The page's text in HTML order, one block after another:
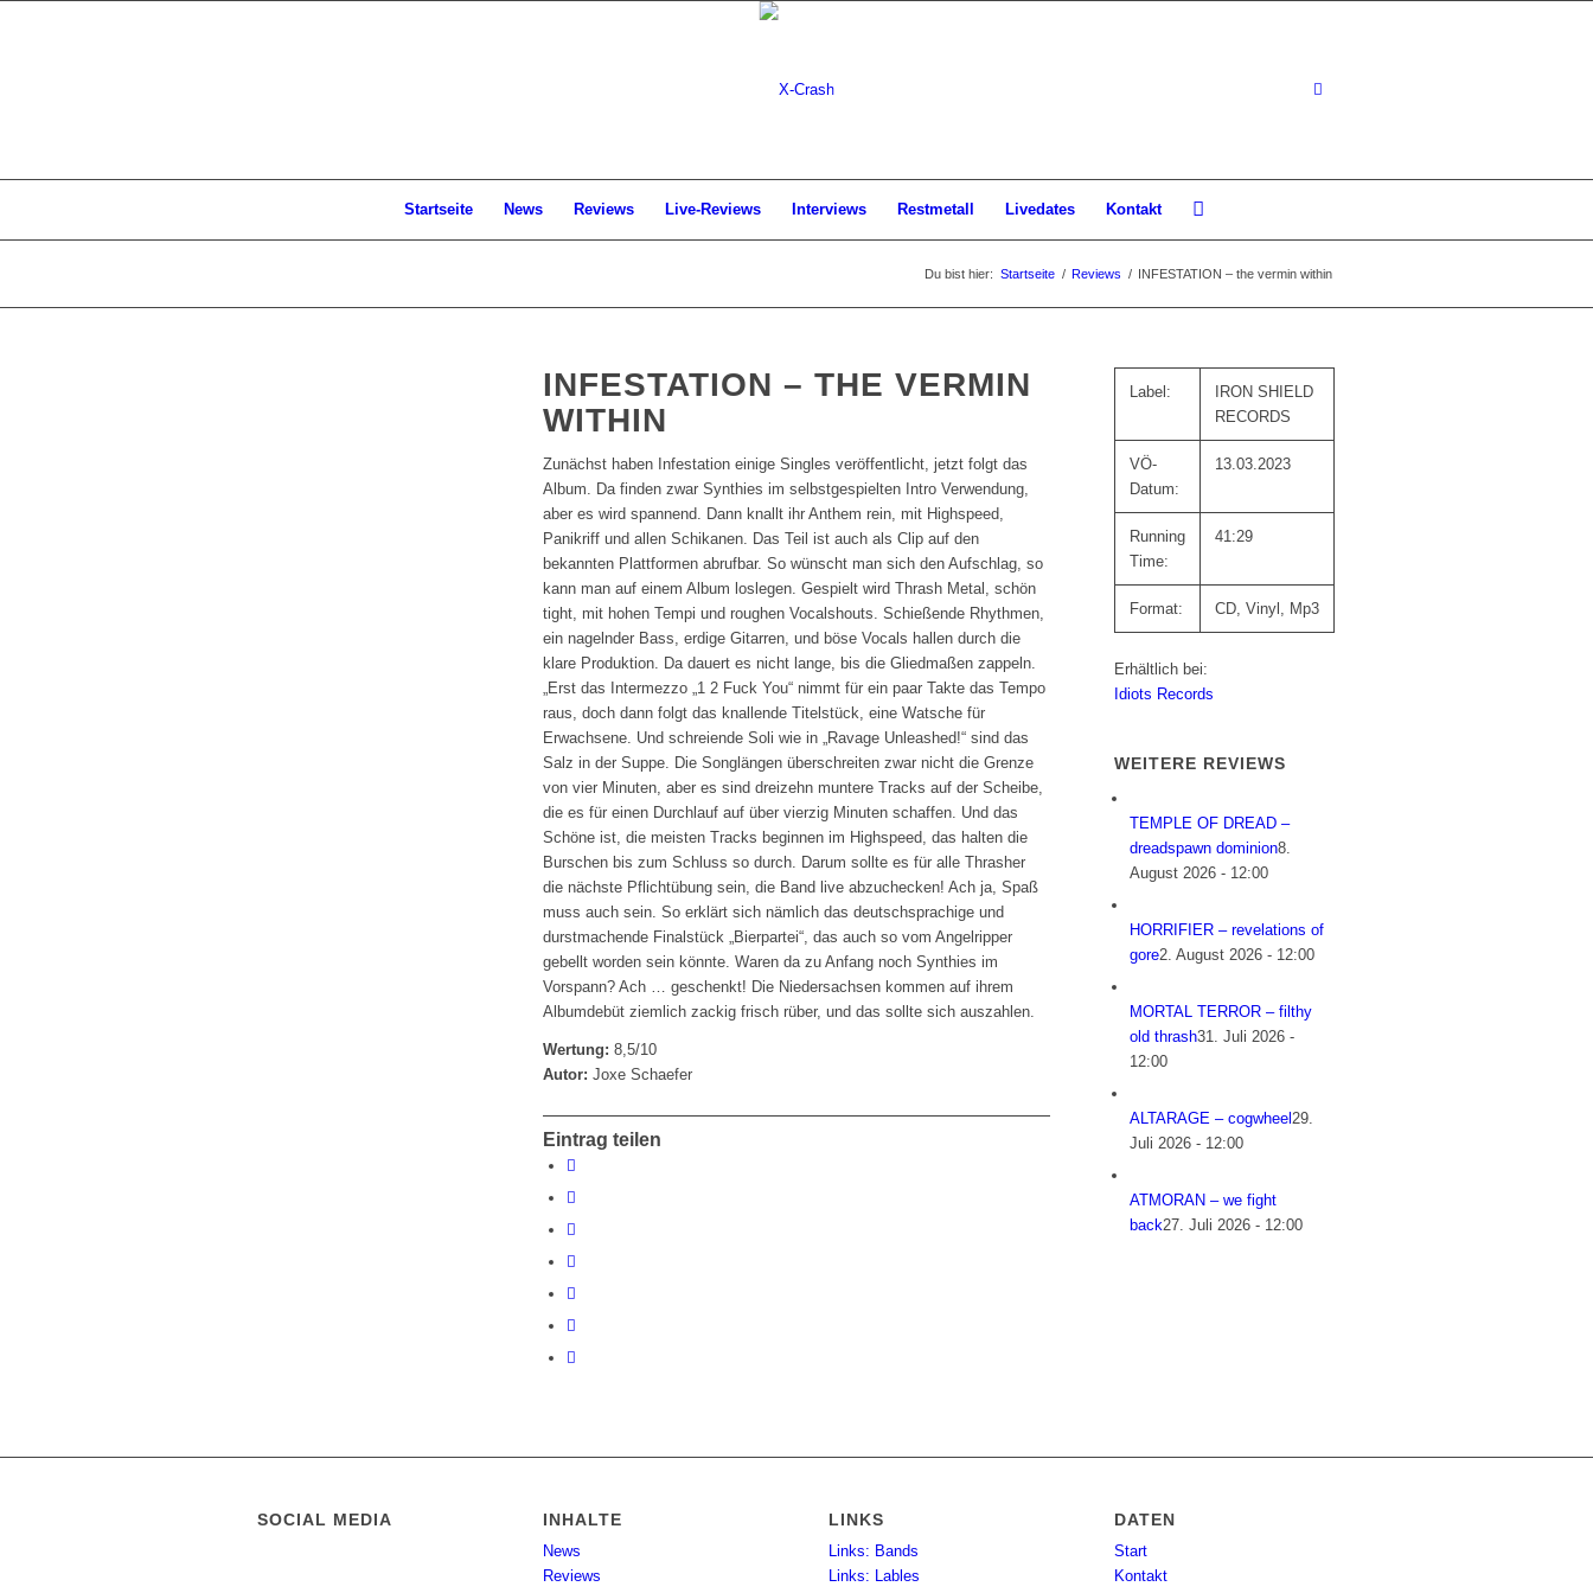
Startseite News Reviews Live-Reviews Interviews Restmetall Livedates Kontakt
Du bist hier: Startseite / Reviews / INFESTATION – the vermin within
INFESTATION – THE VERMIN
WITHIN
Zunächst haben Infestation einige Singles veröffentlicht, jetzt folgt das
Album. Da finden zwar Synthies im selbstgespielten Intro Verwendung,
aber es wird spannend. Dann knallt ihr Anthem rein, mit Highspeed,
Panikriff und allen Schikanen. Das Teil ist auch als Clip auf den
bekannten Plattformen abrufbar. So wünscht man sich den Aufschlag, so
kann man auf einem Album loslegen. Gespielt wird Thrash Metal, schön
tight, mit hohen Tempi und roughen Vocalshouts. Schießende Rhythmen,
ein nagelnder Bass, erdige Gitarren, und böse Vocals hallen durch die
klare Produktion. Da dauert es nicht lange, bis die Gliedmaßen zappeln.
„Erst das Intermezzo „1 2 Fuck You“ nimmt für ein paar Takte das Tempo
raus, doch dann folgt das knallende Titelstück, eine Watsche für
Erwachsene. Und schreiende Soli wie in „Ravage Unleashed!“ sind das
Salz in der Suppe. Die Songlängen überschreiten zwar nicht die Grenze
von vier Minuten, aber es sind dreizehn muntere Tracks auf der Scheibe,
die es für einen Durchlauf auf über vierzig Minuten schaffen. Und das
Schöne ist, die meisten Tracks beginnen im Highspeed, das halten die
Burschen bis zum Schluss so durch. Darum sollte es für alle Thrasher
die nächste Pflichtübung sein, die Band live abzuchecken! Ach ja, Spaß
muss auch sein. So erklärt sich nämlich das deutschsprachige und
durstmachende Finalstück „Bierpartei“, das auch so vom Angelripper
gebellt worden sein könnte. Waren da zu Anfang noch Synthies im
Vorspann? Ach … geschenkt! Die Niedersachsen kommen auf ihrem
Albumdebüt ziemlich zackig frisch rüber, und das sollte sich auszahlen.
Wertung: 8,5/10
Autor: Joxe Schaefer
Eintrag teilen
Label:
IRON SHIELD
RECORDS
VÖ-
Datum:
13.03.2023
Running
Time:
41:29
Format: CD, Vinyl, Mp3
Erhältlich bei:
Idiots Records
WEITERE REVIEWS
TEMPLE OF DREAD –
dreadspawn dominion8.
August 2026 - 12:00
HORRIFIER – revelations of
gore2. August 2026 - 12:00
MORTAL TERROR – filthy
old thrash31. Juli 2026 -
12:00
ALTARAGE – cogwheel29.
Juli 2026 - 12:00
ATMORAN – we fight
back27. Juli 2026 - 12:00
SOCIAL MEDIA INHALTE
News
Reviews
LINKS
Links: Bands
Links: Lables
DATEN
Start
Kontakt